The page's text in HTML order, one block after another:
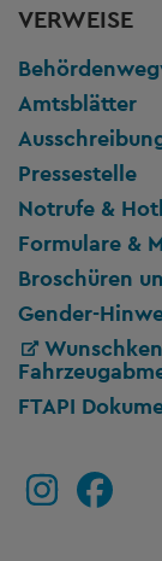
VERWEISE
Amtsblätter
Pressestelle
Notrufe &
Formulare &
Broschüren
Gender-
FTAPI